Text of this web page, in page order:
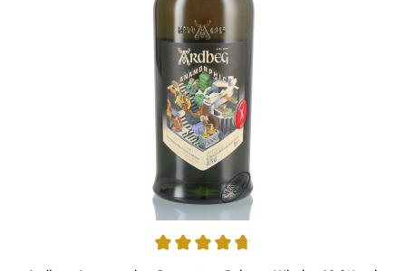
Average rating of 4.83 out of 5 stars